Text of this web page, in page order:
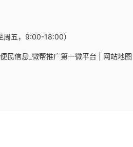
五，9:00-18:00）
民信息_微帮推广第一微平台 | 网站地图 |